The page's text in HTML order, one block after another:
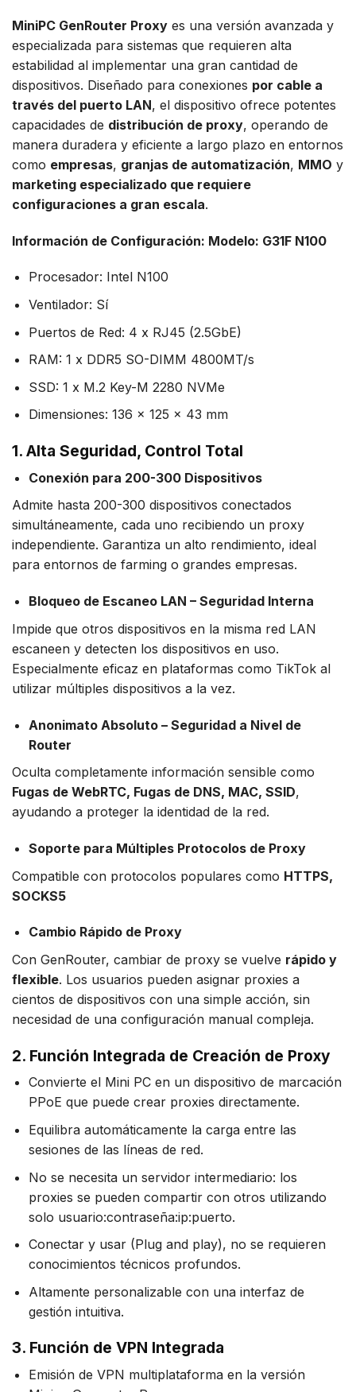
MiniPC GenRouter Proxy es una versión avanzada y
especializada para sistemas que requieren alta
estabilidad al implementar una gran cantidad de
dispositivos. Diseñado para conexiones por cable a
través del puerto LAN, el dispositivo ofrece potentes
capacidades de distribución de proxy, operando de
manera duradera y eficiente a largo plazo en entornos
como empresas, granjas de automatización, MMO y
marketing especializado que requiere
configuraciones a gran escala.
Información de Configuración: Modelo: G31F N100
Procesador: Intel N100
Ventilador: Sí
Puertos de Red: 4 x RJ45 (2.5GbE)
RAM: 1 x DDR5 SO-DIMM 4800MT/s
SSD: 1 x M.2 Key-M 2280 NVMe
Dimensiones: 136 x 125 x 43 mm
1. Alta Seguridad, Control Total
Conexión para 200-300 Dispositivos
Admite hasta 200-300 dispositivos conectados
simultáneamente, cada uno recibiendo un proxy
independiente. Garantiza un alto rendimiento, ideal
para entornos de farming o grandes empresas.
Bloqueo de Escaneo LAN – Seguridad Interna
Impide que otros dispositivos en la misma red LAN
escaneen y detecten los dispositivos en uso.
Especialmente eficaz en plataformas como TikTok al
utilizar múltiples dispositivos a la vez.
Anonimato Absoluto – Seguridad a Nivel de
Router
Oculta completamente información sensible como
Fugas de WebRTC, Fugas de DNS, MAC, SSID,
ayudando a proteger la identidad de la red.
Soporte para Múltiples Protocolos de Proxy
Compatible con protocolos populares como HTTPS,
SOCKS5
Cambio Rápido de Proxy
Con GenRouter, cambiar de proxy se vuelve rápido y
flexible. Los usuarios pueden asignar proxies a
cientos de dispositivos con una simple acción, sin
necesidad de una configuración manual compleja.
2. Función Integrada de Creación de Proxy
Convierte el Mini PC en un dispositivo de marcación
PPoE que puede crear proxies directamente.
Equilibra automáticamente la carga entre las
sesiones de las líneas de red.
No se necesita un servidor intermediario: los
proxies se pueden compartir con otros utilizando
solo usuario:contraseña:ip:puerto.
Conectar y usar (Plug and play), no se requieren
conocimientos técnicos profundos.
Altamente personalizable con una interfaz de
gestión intuitiva.
3. Función de VPN Integrada
Emisión de VPN multiplataforma en la versión